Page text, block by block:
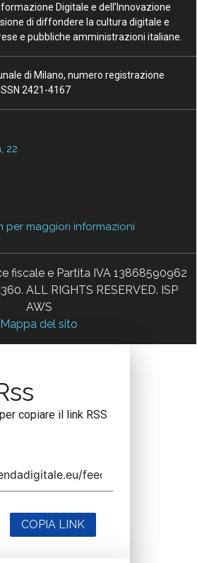
Digitale e dell’Innovazione
di diffondere la cultura digitale e
e pubbliche amministrazioni italiane.
di Milano, numero registrazione
2421-4167
22
per maggiori informazioni
fiscale e Partita IVA 13868590962
ALL RIGHTS RESERVED. ISP
AWS
Mappa del sito
copiare il link RSS
COPIA LINK